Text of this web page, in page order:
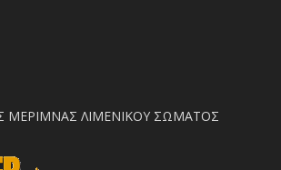
ΜΕΡΙΜΝΑΣ ΛΙΜΕΝΙΚΟΥ ΣΩΜΑΤΟΣ